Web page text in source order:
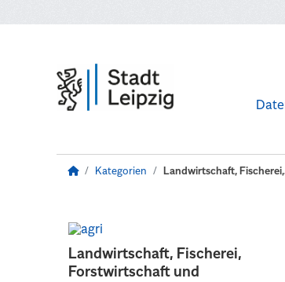
Kategorien Landwirtschaft,
Landwirtschaft, Fischerei,
Forstwirtschaft und